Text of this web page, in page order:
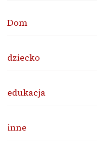
Dom
dziecko
edukacja
inne